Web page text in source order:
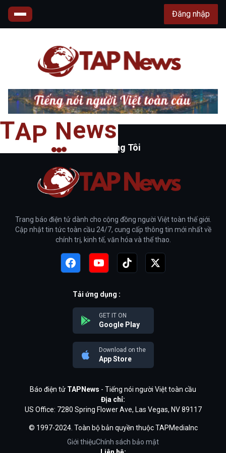
Đăng nhập
TAP News
Về Chúng Tôi
Trang báo điện tử dành cho cộng đồng người Việt toàn thế giới.
Cập nhật tin tức toàn cầu 24/7, cung cấp thông tin mới nhất về
chính trị, kinh tế, văn hóa và thể thao.
Tải ứng dụng :
GET IT ON
Google Play
Download on the
App Store
Báo điện tử TAPNews - Tiếng nói người Việt toàn cầu
Địa chỉ:
US Office: 7280 Spring Flower Ave, Las Vegas, NV 89117
© 1997-2024. Toàn bộ bản quyền thuộc TAPMediaInc
Giới thiệuChính sách bảo mật